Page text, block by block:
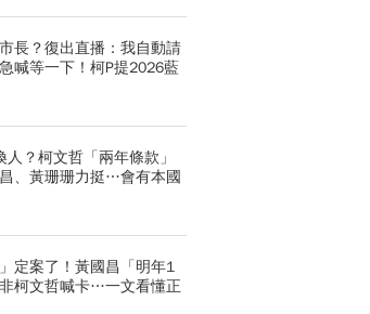
長？復出直播：我自動請
喊等一下！柯P提2026藍
？柯文哲「兩年條款」
、黃珊珊力挺…會有本國
定案了！黃國昌「明年1
柯文哲喊卡…一文看懂正